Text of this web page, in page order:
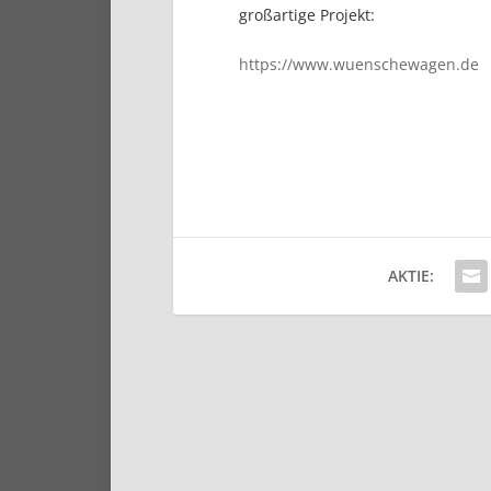
großartige Projekt:
https://www.wuenschewagen.de
AKTIE: